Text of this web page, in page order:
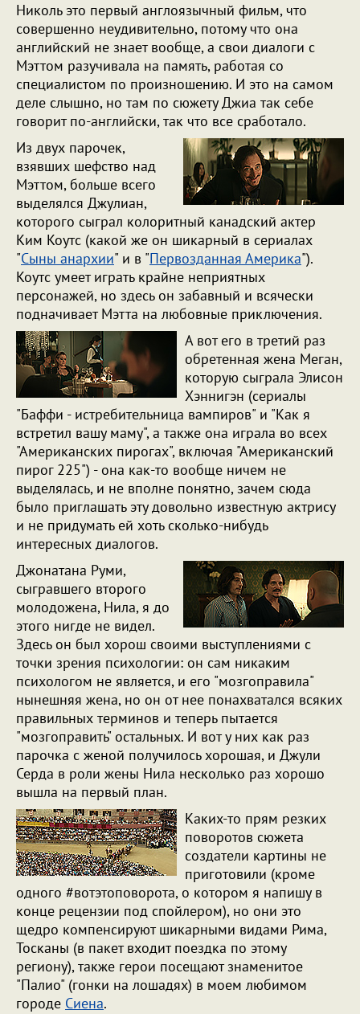
Николь это первый англоязычный фильм, что
совершенно неудивительно, потому что она
английский не знает вообще, а свои диалоги с
Мэттом разучивала на память, работая со
специалистом по произношению. И это на самом
деле слышно, но там по сюжету Джиа так себе
говорит по-английски, так что все сработало.
Из двух парочек,
взявших шефство над
Мэттом, больше всего
выделялся Джулиан,
которого сыграл колоритный канадский актер
Ким Коутс (какой же он шикарный в сериалах
"Сыны анархии" и в "Первозданная Америка").
Коутс умеет играть крайне неприятных
персонажей, но здесь он забавный и всячески
подначивает Мэтта на любовные приключения.
А вот его в третий раз
обретенная жена Меган,
которую сыграла Элисон
Хэннигэн (сериалы
"Баффи - истребительница вампиров" и "Как я
встретил вашу маму", а также она играла во всех
"Американских пирогах", включая "Американский
пирог 225") - она как-то вообще ничем не
выделялась, и не вполне понятно, зачем сюда
было приглашать эту довольно известную актрису
и не придумать ей хоть сколько-нибудь
интересных диалогов.
Джонатана Руми,
сыгравшего второго
молодожена, Нила, я до
этого нигде не видел.
Здесь он был хорош своими выступлениями с
точки зрения психологии: он сам никаким
психологом не является, и его "мозгоправила"
нынешняя жена, но он от нее понахватался всяких
правильных терминов и теперь пытается
"мозгоправить" остальных. И вот у них как раз
парочка с женой получилось хорошая, и Джули
Серда в роли жены Нила несколько раз хорошо
вышла на первый план.
Каких-то прям резких
поворотов сюжета
создатели картины не
приготовили (кроме
одного #вотэтоповорота, о котором я напишу в
конце рецензии под спойлером), но они это
щедро компенсируют шикарными видами Рима,
Тосканы (в пакет входит поездка по этому
региону), также герои посещают знаменитое
"Палио" (гонки на лошадях) в моем любимом
городе Сиена.